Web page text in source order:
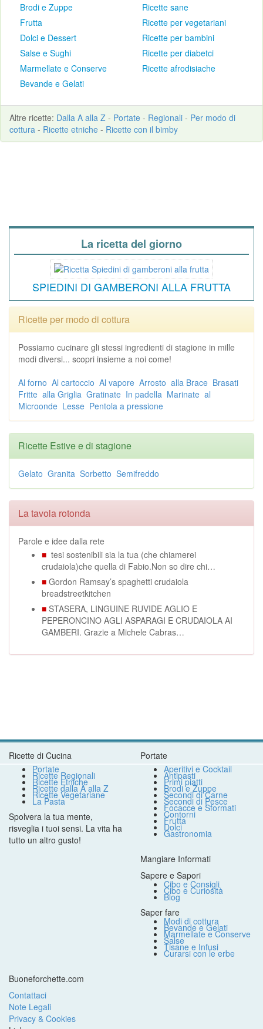
Brodi e Zuppe
Frutta
Dolci e Dessert
Salse e Sughi
Marmellate e Conserve
Bevande e Gelati
Ricette sane
Ricette per vegetariani
Ricette per bambini
Ricette per diabetci
Ricette afrodisiache
Altre ricette: Dalla A alla Z - Portate - Regionali - Per modo di
cottura - Ricette etniche - Ricette con il bimby
La ricetta del giorno
SPIEDINI DI GAMBERONI ALLA FRUTTA
Ricette per modo di cottura
Possiamo cucinare gli stessi ingredienti di stagione in mille
modi diversi... scopri insieme a noi come!
Al forno Al cartoccio Al vapore Arrosto alla Brace Brasati
Fritte alla Griglia Gratinate In padella Marinate al
Microonde Lesse Pentola a pressione
Ricette Estive e di stagione
Gelato Granita Sorbetto Semifreddo
La tavola rotonda
Parole e idee dalla rete
■ tesi sostenibili sia la tua (che chiamerei
crudaiola)che quella di Fabio.Non so dire chi…
■ Gordon Ramsay’s spaghetti crudaiola
breadstreetkitchen
■ STASERA, LINGUINE RUVIDE AGLIO E
PEPERONCINO AGLI ASPARAGI E CRUDAIOLA AI
GAMBERI. Grazie a Michele Cabras…
Ricette di Cucina
Portate
Ricette Regionali
Ricette Etniche
Ricette dalla A alla Z
Ricette Vegetariane
La Pasta
Spolvera la tua mente,
risveglia i tuoi sensi. La vita ha
tutto un altro gusto!
Portate
Aperitivi e Cocktail
Antipasti
Primi piatti
Brodi e Zuppe
Secondi di Carne
Secondi di Pesce
Focacce e Sformati
Contorni
Frutta
Dolci
Gastronomia
Mangiare Informati
Sapere e Sapori
Cibo e Consigli
Cibo e Curiosità
Blog
Saper fare
Modi di cottura
Bevande e Gelati
Marmellate e Conserve
Salse
Tisane e Infusi
Curarsi con le erbe
Buoneforchette.com
Contattaci
Note Legali
Privacy & Cookies